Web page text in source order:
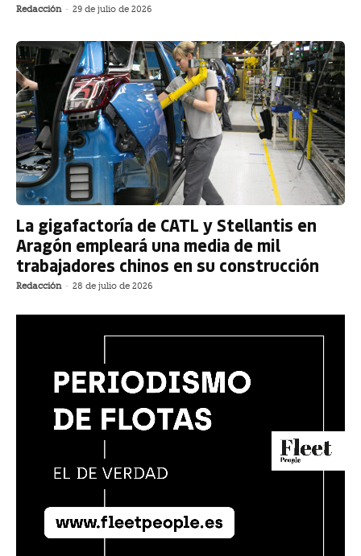
Redacción - 29 de julio de 2026
La gigafactoría de CATL y Stellantis en
Aragón empleará una media de mil
trabajadores chinos en su construcción
Redacción - 28 de julio de 2026